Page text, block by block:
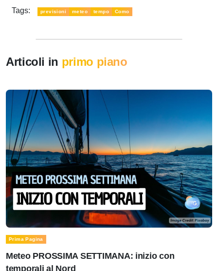
Tags: previsioni meteo tempo Como
Articoli in primo piano
Prima Pagina
Meteo PROSSIMA SETTIMANA: inizio con
temporali al Nord